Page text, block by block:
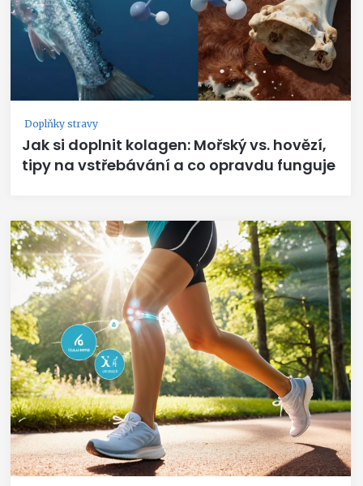
Doplňky stravy
Jak si doplnit kolagen: Mořský vs. hovězí,
tipy na vstřebávání a co opravdu funguje